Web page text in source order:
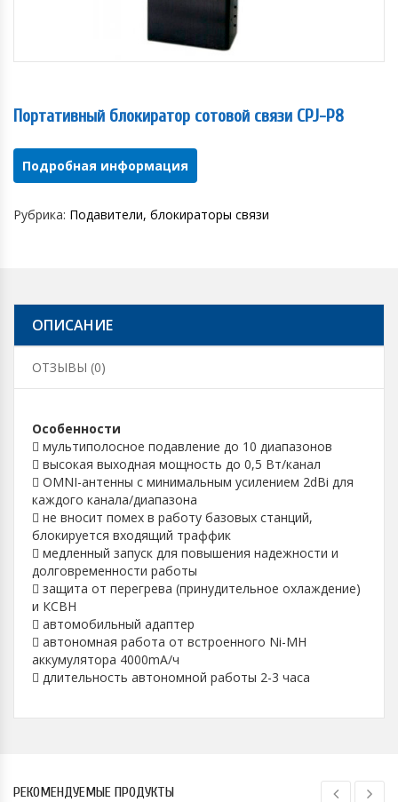
Портативный блокиратор сотовой связи CPJ-P8
Подробная информация
Рубрика: Подавители, блокираторы связи
ОПИСАНИЕ
ОТЗЫВЫ (0)
Особенности
 мультиполосное подавление до 10 диапазонов
 высокая выходная мощность до 0,5 Вт/канал
 OMNI-антенны с минимальным усилением 2dBi для
каждого канала/диапазона
 не вносит помех в работу базовых станций,
блокируется входящий траффик
 медленный запуск для повышения надежности и
долговременности работы
 защита от перегрева (принудительное охлаждение)
и КСВН
 автомобильный адаптер
 автономная работа от встроенного Ni-MH
аккумулятора 4000mA/ч
 длительность автономной работы 2-3 часа
РЕКОМЕНДУЕМЫЕ ПРОДУКТЫ